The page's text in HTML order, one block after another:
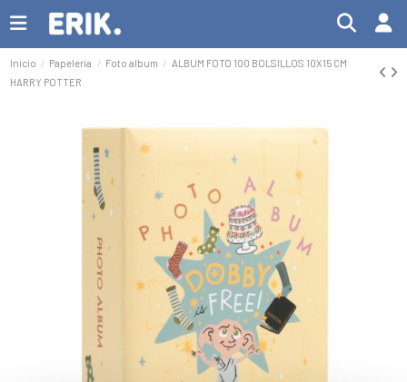
Inicio Papelería Foto album
ALBUM FOTO 100 BOLSILLOS 10X15 CM
HARRY POTTER